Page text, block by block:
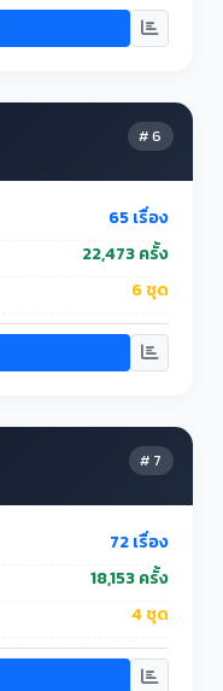
# 6
65 เรื่อง
22,473 ครั้ง
6 ชุด
# 7
72 เรื่อง
18,153 ครั้ง
4 ชุด